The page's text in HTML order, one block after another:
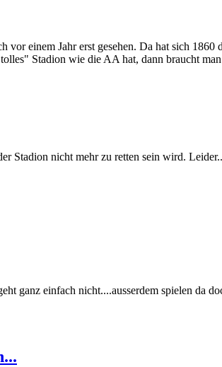
einem Jahr erst gesehen. Da hat sich
Stadion wie die AA hat, dann braucht
Stadion nicht mehr zu retten sein wird.
ganz einfach nicht....ausserdem spielen da